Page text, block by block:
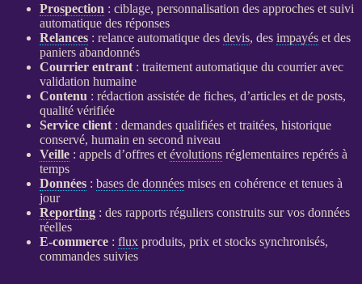
Prospection : ciblage, personnalisation des approches et suivi
automatique des réponses
Relances: relanceautomatique des devis, des impayéset des
paniers abandonnés
Courrier entrant: traitement automatique du courrier avec
validation humaine
Contenu : rédaction assistée de fiches, d’articles et de posts,
qualité vérifiée
Service client: demandes qualifiées et traitées, historique
conservé, humain en second niveau
Veille: appels d’offres et évolutionsréglementaires repérés à
temps
Données: bases de donnéesmises en cohérence et tenues à
jour
Reporting: des rapports réguliers construits sur vos données
réelles
E-commerce: fluxproduits, prix et stocks synchronisés,
commandes suivies